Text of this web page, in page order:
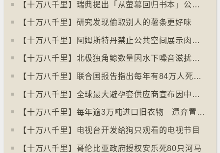
【十万八千里】瑞典提出「从萤幕回归书本」公帑购买实体书
【十万八千里】研究发现偷取别人的薯条更好味
【十万八千里】阿姆斯特丹禁止公共空间展示肉类和化石燃料广告已促进碳中和
【十万八千里】北极独角鲸数量因水下噪音滋扰而减少
【十万八千里】联合国报告指出每年有84万人死于工作情况欠佳
【十万八千里】全球最大避孕套供应商宣布因中东战事涨价
【十万八千里】每年逾3万吨进口旧衣物 遭弃置于智利北部沙漠
【十万八千里】电视台开发给狗只观看的电视节目
【十万八千里】哥伦比亚政府授权安乐死80只河马